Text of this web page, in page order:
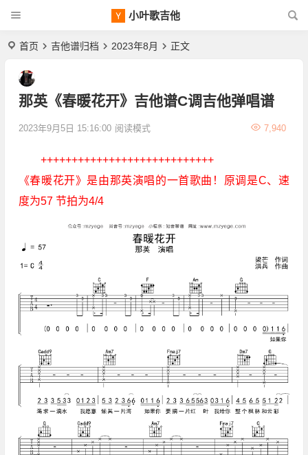
小叶歌吉他
首页 吉他谱归档 2023年8月 正文
那英《春暖花开》吉他谱C调吉他弹唱谱
2023年9月5日 15:16:00 7,940
阅读模式
++++++++++++++++++++++++++++
《春暖花开》是由那英演唱的一首歌曲！原调是C、速
度为57 节拍为4/4